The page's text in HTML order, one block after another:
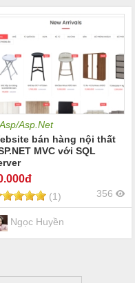
Asp/Asp.Net
bán hàng nội thất
MVC với SQL
.000đ
(1) 356
Ngọc Huyền